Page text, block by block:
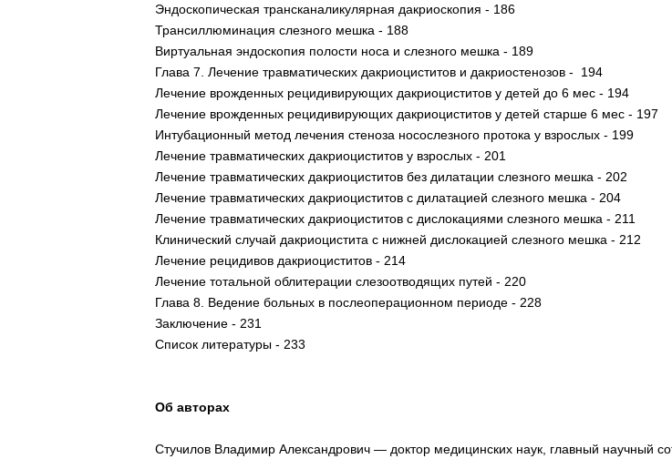
Эндоскопическая трансканаликулярная дакриоскопия - 186
Трансиллюминация слезного мешка - 188
Виртуальная эндоскопия полости носа и слезного мешка - 189
Глава 7. Лечение травматических дакриоциститов и дакриостенозов - 194
Лечение врожденных рецидивирующих дакриоциститов у детей до 6 мес - 194
Лечение врожденных рецидивирующих дакриоциститов у детей старше 6 мес - 197
Интубационный метод лечения стеноза носослезного протока у взрослых - 199
Лечение травматических дакриоциститов у взрослых - 201
Лечение травматических дакриоциститов без дилатации слезного мешка - 202
Лечение травматических дакриоциститов с дилатацией слезного мешка - 204
Лечение травматических дакриоциститов с дислокациями слезного мешка - 211
Клинический случай дакриоцистита с нижней дислокацией слезного мешка - 212
Лечение рецидивов дакриоциститов - 214
Лечение тотальной облитерации слезоотводящих путей - 220
Глава 8. Ведение больных в послеоперационном периоде - 228
Заключение - 231
Список литературы - 233
Об авторах
Стучилов Владимир Александрович — доктор медицинских наук, главный научный